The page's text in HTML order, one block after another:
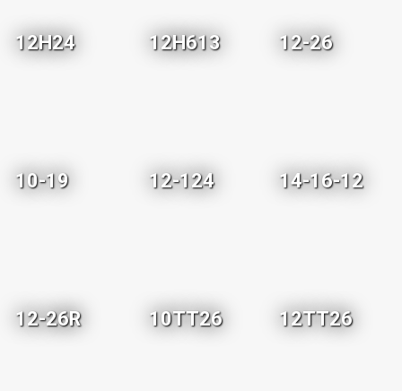
12H24 12H613 12-26
10-19 12-124 14-16-12
12-26R 10TT26 12TT26